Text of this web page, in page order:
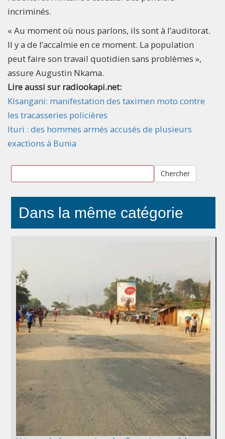
incriminés.
« Au moment où nous parlons, ils sont à l’auditorat.
Il y a de l’accalmie en ce moment. La population
peut faire son travail quotidien sans problèmes »,
assure Augustin Nkama.
Lire aussi sur radiookapi.net:
Kisangani: manifestation des taximen moto contre
les tracasseries policières
Ituri : des hommes armés accusés de plusieurs
exactions à Bunia
Chercher
Dans la même catégorie